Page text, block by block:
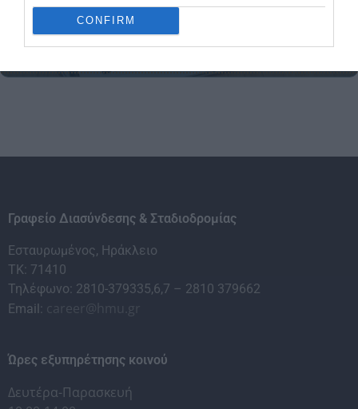
CONFIRM
Κλείστε Ραντεβού
Γραφείο Διασύνδεσης & Σταδιοδρομίας
Εσταυρωμένος, Ηράκλειο
ΤΚ: 71410
Τηλέφωνο: 2810-379335,6,7 – 2810 379662
Email: career@hmu.gr
Ώρες εξυπηρέτησης κοινού
Δευτέρα-Παρασκευή